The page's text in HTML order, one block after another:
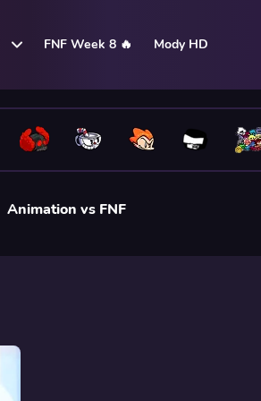
FNF Week 8 🔥 Mody HD
Animation vs FNF